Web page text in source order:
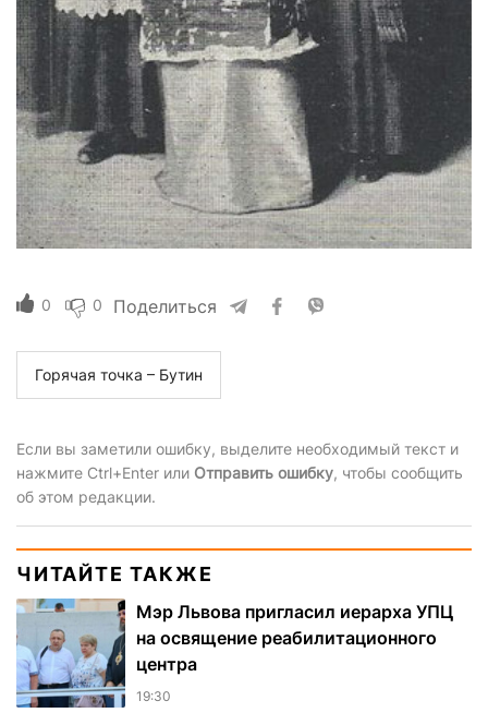
0 0 Поделиться
Горячая точка – Бутин
Если вы заметили ошибку, выделите необходимый текст и
нажмите Ctrl+Enter или Отправить ошибку, чтобы сообщить
об этом редакции.
ЧИТАЙТЕ ТАКЖЕ
Мэр Львова пригласил иерарха УПЦ
на освящение реабилитационного
центра
19:30